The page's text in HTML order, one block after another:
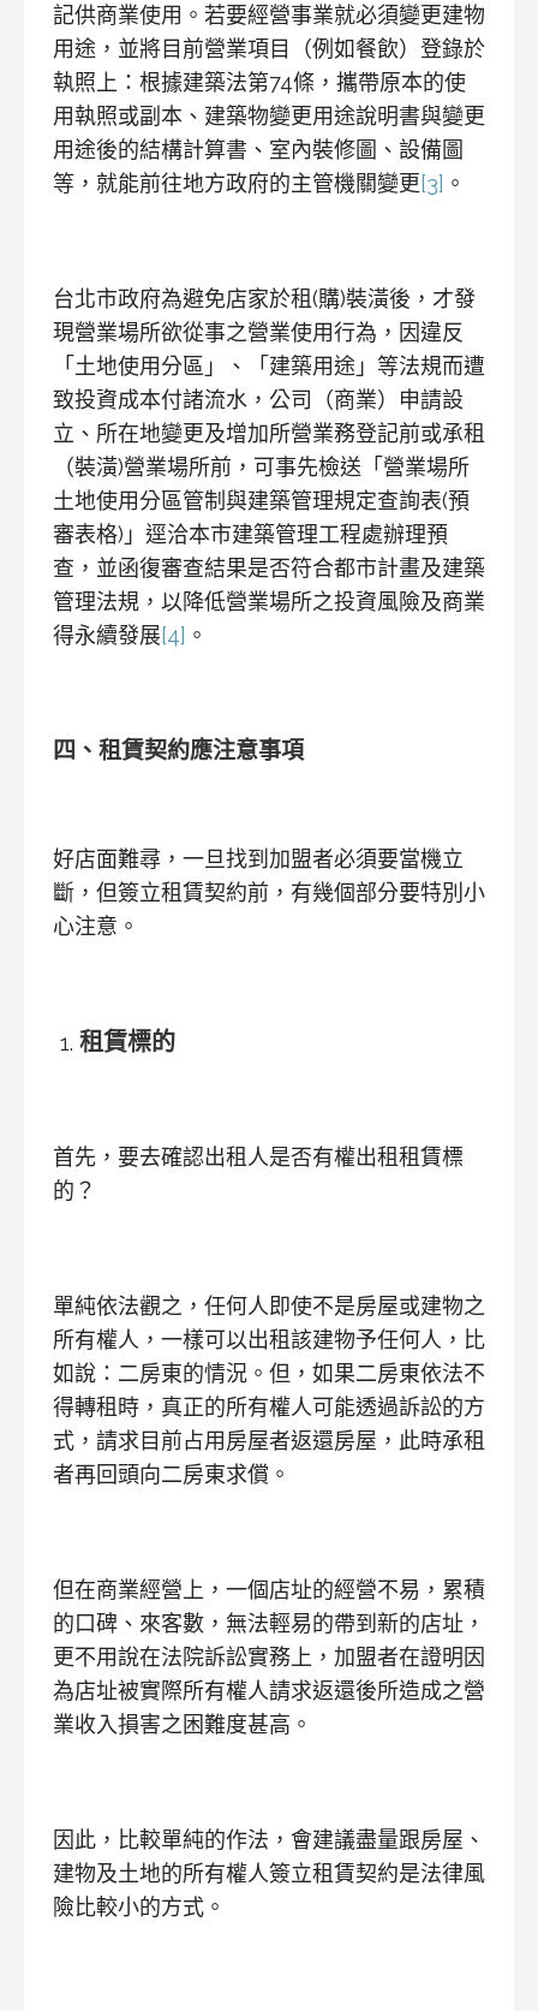
記供商業使用。若要經營事業就必須變更建物
用途，並將目前營業項目（例如餐飲）登錄於
執照上：根據建築法第74條，攜帶原本的使
用執照或副本、建築物變更用途說明書與變更
用途後的結構計算書、室內裝修圖、設備圖
等，就能前往地方政府的主管機關變更[3] 。
台北市政府為避免店家於租(購)裝潢後，才發
現營業場所欲從事之營業使用行為，因違反
「土地使用分區」、「建築用途」等法規而遭
致投資成本付諸流水，公司（商業）申請設
立、所在地變更及增加所營業務登記前或承租
（裝潢)營業場所前，可事先檢送「營業場所
土地使用分區管制與建築管理規定查詢表(預
審表格)」逕洽本市建築管理工程處辦理預
查，並函復審查結果是否符合都市計畫及建築
管理法規，以降低營業場所之投資風險及商業
得永續發展[4] 。
四、租賃契約應注意事項
好店面難尋，一旦找到加盟者必須要當機立
斷，但簽立租賃契約前，有幾個部分要特別小
心注意。
租賃標的
首先，要去確認出租人是否有權出租租賃標
的？
單純依法觀之，任何人即使不是房屋或建物之
所有權人，一樣可以出租該建物予任何人，比
如說：二房東的情況。但，如果二房東依法不
得轉租時，真正的所有權人可能透過訴訟的方
式，請求目前占用房屋者返還房屋，此時承租
者再回頭向二房東求償。
但在商業經營上，一個店址的經營不易，累積
的口碑、來客數，無法輕易的帶到新的店址，
更不用說在法院訴訟實務上，加盟者在證明因
為店址被實際所有權人請求返還後所造成之營
業收入損害之困難度甚高。
因此，比較單純的作法，會建議盡量跟房屋、
建物及土地的所有權人簽立租賃契約是法律風
險比較小的方式。